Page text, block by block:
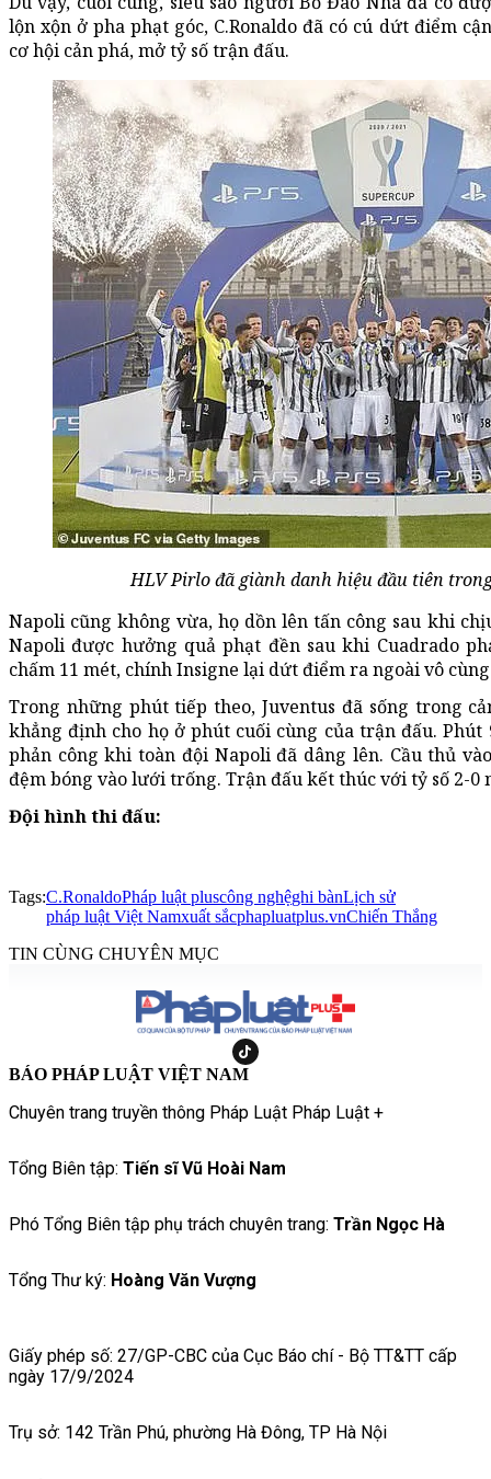
lộn xộn ở pha phạt góc, C.Ronaldo đã có cú dứt điểm
cơ hội cản phá, mở tỷ số trận đấu.
HLV Pirlo đã giành danh hiệu đầu tiên
Napoli cũng không vừa, họ dồn lên tấn công sau khi
Napoli được hưởng quả phạt đền sau khi Cuadrado
chấm 11 mét, chính Insigne lại dứt điểm ra ngoài vô
Trong những phút tiếp theo, Juventus đã sống trong
khẳng định cho họ ở phút cuối cùng của trận đấu.
phản công khi toàn đội Napoli đã dâng lên. Cầu thủ
đệm bóng vào lưới trống. Trận đấu kết thúc với tỷ số 2-0
Đội hình thi đấu:
Tags:C.RonaldoPháp luật pluscông nghệghi bànLịch sử
pháp luật Việt Namxuất sắcphapluatplus.vnChiến Thắng
TIN CÙNG CHUYÊN MỤC
BÁO PHÁP LUẬT VIỆT NAM
Chuyên trang truyền thông Pháp Luật Pháp Luật +
Tổng Biên tập: Tiến sĩ Vũ Hoài Nam
Phó Tổng Biên tập phụ trách chuyên trang: Trần Ngọc Hà
Tổng Thư ký: Hoàng Văn Vượng
Giấy phép số: 27/GP-CBC của Cục Báo chí - Bộ TT&TT cấp
ngày 17/9/2024
Trụ sở: 142 Trần Phú, phường Hà Đông, TP Hà Nội